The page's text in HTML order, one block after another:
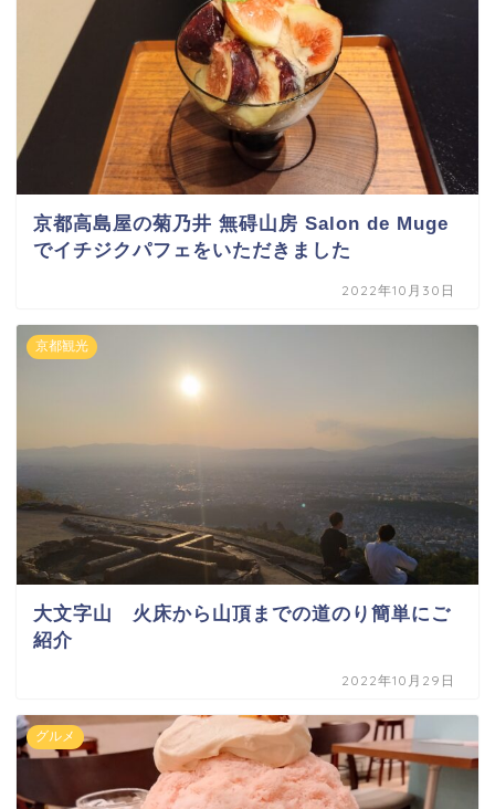
京都高島屋の菊乃井 無碍山房 Salon de Muge
でイチジクパフェをいただきました
2022年10月30日
京都観光
大文字山 火床から山頂までの道のり簡単にご
紹介
2022年10月29日
グルメ